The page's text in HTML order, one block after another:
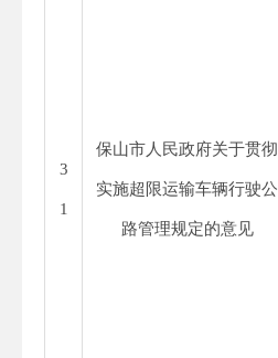
3
1
保山市人民政府关于贯彻
实施超限运输车辆行驶公
路管理规定的意见